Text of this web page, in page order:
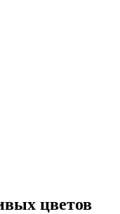
цветов